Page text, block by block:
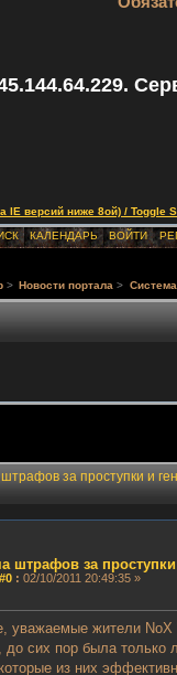
IE версий ниже 8ой) /
КАЛЕНДАРЬ ВОЙТИ
> Новости портала >
за проступки и
штрафов за
: 02/10/2011 20:49:35 »
уважаемые жители NoX
до сих пор была
из них